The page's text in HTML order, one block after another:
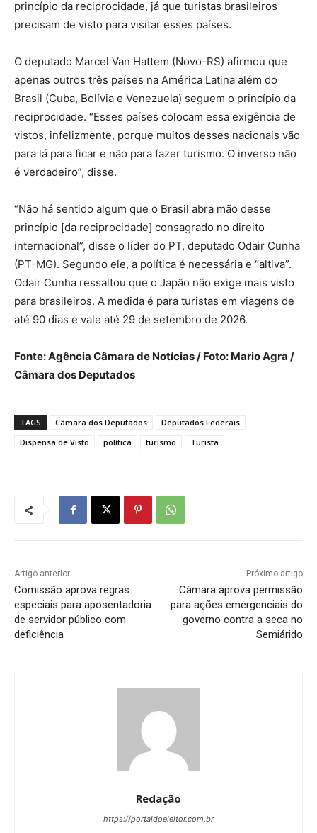
princípio da reciprocidade, já que turistas brasileiros
precisam de visto para visitar esses países.
O deputado Marcel Van Hattem (Novo-RS) afirmou que
apenas outros três países na América Latina além do
Brasil (Cuba, Bolívia e Venezuela) seguem o princípio da
reciprocidade. “Esses países colocam essa exigência de
vistos, infelizmente, porque muitos desses nacionais vão
para lá para ficar e não para fazer turismo. O inverso não
é verdadeiro”, disse.
“Não há sentido algum que o Brasil abra mão desse
princípio [da reciprocidade] consagrado no direito
internacional”, disse o líder do PT, deputado Odair Cunha
(PT-MG). Segundo ele, a política é necessária e “altiva”.
Odair Cunha ressaltou que o Japão não exige mais visto
para brasileiros. A medida é para turistas em viagens de
até 90 dias e vale até 29 de setembro de 2026.
Fonte: Agência Câmara de Notícias / Foto: Mario Agra /
Câmara dos Deputados
TAGS Câmara dos Deputados
Deputados Federais
Dispensa de Visto
política turismo Turista
Artigo anterior
Comissão aprova regras
especiais para aposentadoria
de servidor público com
deficiência
Próximo artigo
Câmara aprova permissão
para ações emergenciais do
governo contra a seca no
Semiárido
Redação
https://portaldoeleitor.com.br